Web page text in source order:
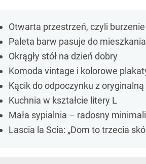
Otwarta przestrzeń, czyli
Paleta barw pasuje do
Okrągły stół na dzień dobry
Komoda vintage i kolorowe
Kącik do odpoczynku z oryginalną
Kuchnia w kształcie litery L
Mała sypialnia – radosny
Lascia la Scia: „Dom to trzecia